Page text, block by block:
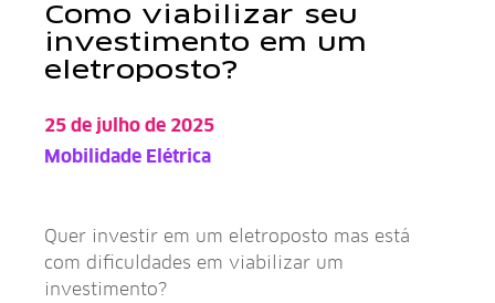
Como viabilizar seu
investimento em um
eletroposto?
Quer investir em um eletroposto mas está com
25 de julho de 2025
Mobilidade Elétrica
Quer investir em um eletroposto mas está
com dificuldades em viabilizar um
investimento?